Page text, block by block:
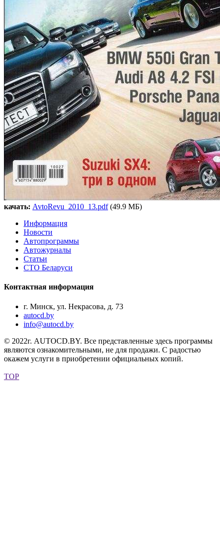
качать: AvtoRevu_2010_13.pdf(49.9 МБ)
Информация
Новости
Автопрограммы
Автожурналы
Статьи
СТО Беларуси
Контактная информация
г. Минск, ул. Некрасова, д. 73
autocd.by
info@autocd.by
© 2022г. AUTOCD.BY. Все представленные здесь программы
являются ознакомительными, не для продажи. С радостью
окажем услуги в приобретении официальных копий.
TOP